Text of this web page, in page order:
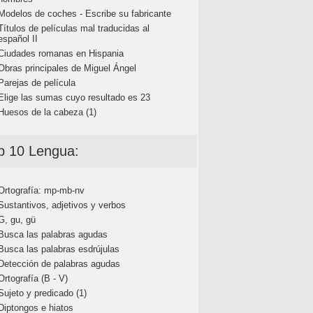
de coches - Escribe su fabricante
de películas mal traducidas al
II
romanas en Hispania
principales de Miguel Ángel
de película
las sumas cuyo resultado es 23
de la cabeza (1)
10 Lengua:
mp-mb-nv
adjetivos y verbos
gu, gü
las palabras agudas
las palabras esdrújulas
de palabras agudas
(B - V)
y predicado (1)
e hiatos